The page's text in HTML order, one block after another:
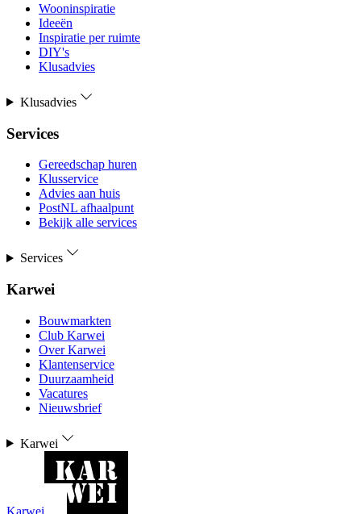
Wooninspiratie
Ideeën
Inspiratie per ruimte
DIY's
Klusadvies
Klusadvies
Services
Gereedschap huren
Klusservice
Advies aan huis
PostNL afhaalpunt
Bekijk alle services
Services
Karwei
Bouwmarkten
Club Karwei
Over Karwei
Klantenservice
Duurzaamheid
Vacatures
Nieuwsbrief
Karwei
Karwei